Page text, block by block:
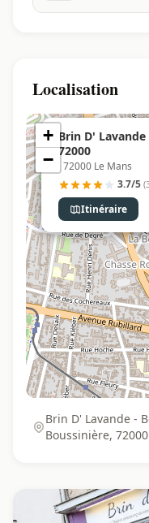
Localisation
Brin D'
72000
, 72000 Le Mans
3.7/5
Itinéraire
+
−
Brin D' Lavande -
Boussinière,